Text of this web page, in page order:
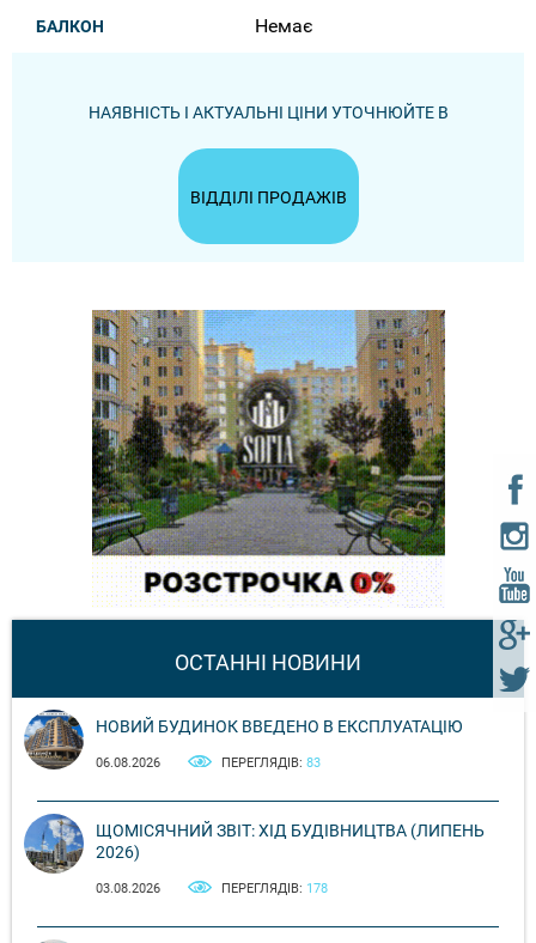
БАЛКОН Немає
НАЯВНІСТЬ І АКТУАЛЬНІ ЦІНИ УТОЧНЮЙТЕ В
ВІДДІЛІ ПРОДАЖІВ
ОСТАННІ НОВИНИ
НОВИЙ БУДИНОК ВВЕДЕНО В ЕКСПЛУАТАЦІЮ
06.08.2026 ПЕРЕГЛЯДІВ: 83
ЩОМІСЯЧНИЙ ЗВІТ: ХІД БУДІВНИЦТВА (ЛИПЕНЬ
2026)
03.08.2026 ПЕРЕГЛЯДІВ: 178